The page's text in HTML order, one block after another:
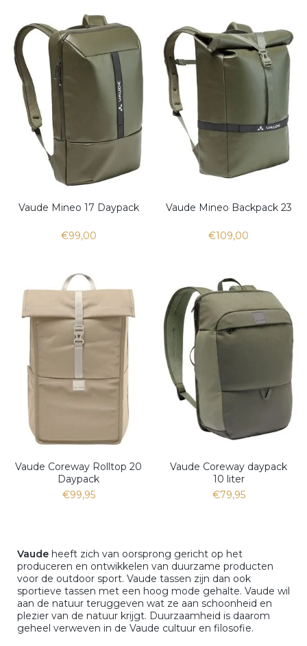
Vaude Mineo 17 Daypack
€99,00
Vaude Mineo Backpack 23
€109,00
Vaude Coreway Rolltop 20
Daypack
€99,95
Vaude Coreway daypack
10 liter
€79,95
Vaude heeft zich van oorsprong gericht op het
produceren en ontwikkelen van duurzame producten
voor de outdoor sport. Vaude tassen zijn dan ook
sportieve tassen met een hoog mode gehalte. Vaude wil
aan de natuur teruggeven wat ze aan schoonheid en
plezier van de natuur krijgt. Duurzaamheid is daarom
geheel verweven in de Vaude cultuur en filosofie.